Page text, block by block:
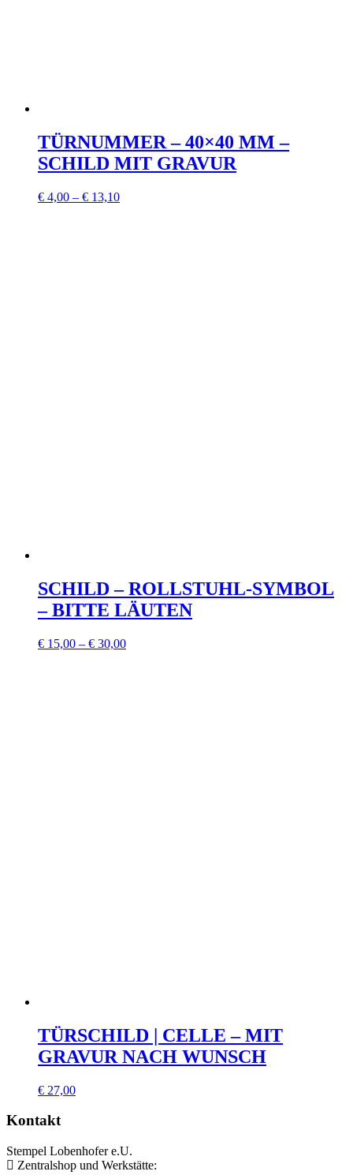
TÜRNUMMER – 40×40 MM –
SCHILD MIT GRAVUR
€ 4,00 – € 13,10
SCHILD – ROLLSTUHL-SYMBOL
– BITTE LÄUTEN
€ 15,00 – € 30,00
TÜRSCHILD | CELLE – MIT
GRAVUR NACH WUNSCH
€ 27,00
Kontakt
Stempel Lobenhofer e.U.
Zentralshop und Werkstätte: